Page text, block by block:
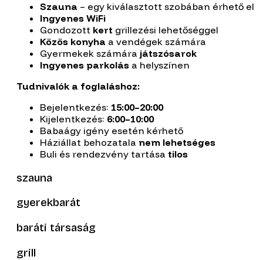
Szauna – egy kiválasztott szobában érhető el
Ingyenes WiFi
Gondozott kert grillezési lehetőséggel
Közös konyha a vendégek számára
Gyermekek számára játszósarok
Ingyenes parkolás a helyszínen
Tudnivalók a foglaláshoz:
Bejelentkezés: 15:00–20:00
Kijelentkezés: 6:00–10:00
Babaágy igény esetén kérhető
Háziállat behozatala nem lehetséges
Buli és rendezvény tartása tilos
szauna
gyerekbarát
baráti társaság
grill